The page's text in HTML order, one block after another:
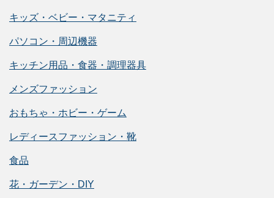
キッズ・ベビー・マタニティ
パソコン・周辺機器
キッチン用品・食器・調理器具
メンズファッション
おもちゃ・ホビー・ゲーム
レディースファッション・靴
食品
花・ガーデン・DIY